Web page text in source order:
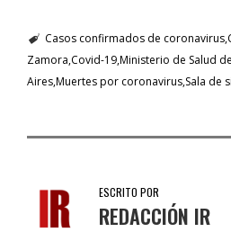
Casos confirmados de coronavirus
Zamora Covid-19Ministerio de Salud
AiresMuertes por coronavirus Sala de
ESCRITO POR
REDACCIÓN IR